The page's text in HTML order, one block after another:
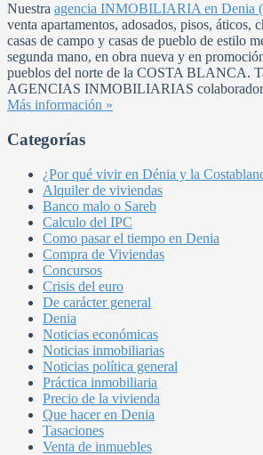
Nuestra agencia INMOBILIARIA en Denia
venta apartamentos, adosados, pisos, áticos,
casas de campo y casas de pueblo de estilo
segunda mano, en obra nueva y en
pueblos del norte de la COSTA BLANCA.
AGENCIAS INMOBILIARIAS
Más información »
Categorías
¿Por qué vivir en Dénia y la
Alquiler de viviendas
Banco malo o Sareb
Calculo del IPC
Como pasar el tiempo en Denia
Compra de Viviendas
Concursos
Crisis del euro
De carácter general
Denia
Noticias económicas
Noticias inmobiliarias
Noticias política general
Práctica inmobiliaria
Precio de la vivienda
Que hacer en Denia
Tasaciones
Venta de inmuebles